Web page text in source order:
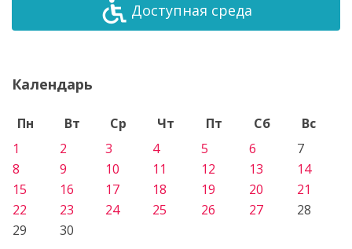
Доступная среда
Календарь
Пн Вт Ср Чт Пт Сб
Вс
1
2 3 4 5 6
7
8
9 10 11 12 13
14
15
16 17 18 19 20
21
22
23 24 25 26 27
28
29
30